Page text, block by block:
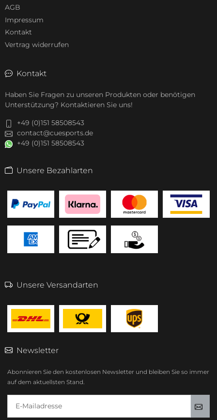
AGB
Impressum
Kontakt
Vertrag widerrufen
Kontakt
Haben Sie Fragen zu unseren Produkten oder benötigen
Unterstützung? Kontaktieren Sie uns!
+49 (0)151 58508543
contact@cuesports.de
+49 (0)151 58508543
Unsere Bezahlarten
Unsere Versandarten
Newsletter
Abonnieren Sie den kostenlosen Newsletter und bleiben Sie so immer
auf dem aktuellsten Stand.